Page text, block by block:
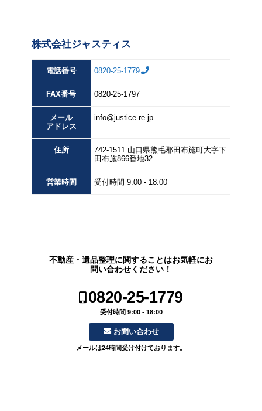
株式会社ジャスティス
電話番号 0820-25-1779
FAX番号 0820-25-1797
メール
アドレス
info@justice-re.jp
住所 742-1511 山口県熊毛郡田布施町大字下
田布施866番地32
営業時間 受付時間 9:00 - 18:00
不動産・遺品整理に関することはお気軽にお
問い合わせください！
0820-25-1779
受付時間 9:00 - 18:00
お問い合わせ
メールは24時間受け付けております。